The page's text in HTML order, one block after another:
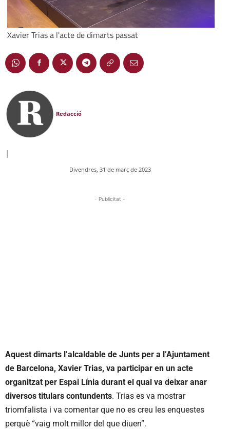
Xavier Trias a l'acte de dimarts passat
Redacció
|
Divendres, 31 de març de 2023
- Publicitat -
Aquest dimarts l’alcaldable de Junts per a l’Ajuntament
de Barcelona, Xavier Trias, va participar en un acte
organitzat per Espai Línia durant el qual va deixar anar
diversos titulars contundents. Trias es va mostrar
triomfalista i va comentar que no es creu les enquestes
perquè “vaig molt millor del que diuen”.